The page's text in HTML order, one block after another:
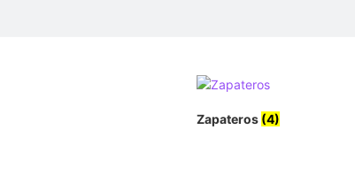
Zapateros (4)